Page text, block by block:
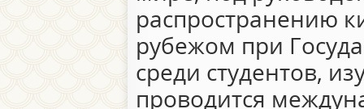
распространению
рубежом при
среди студентов,
проводится